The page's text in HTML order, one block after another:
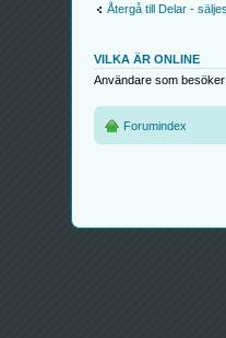
Återgå till Delar - säljes
VILKA ÄR ONLINE
Användare som
Forumindex